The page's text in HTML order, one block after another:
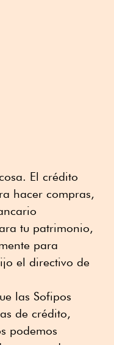
El crédito
hacer compras,
tu patrimonio,
para
el directivo de
las Sofipos
de crédito,
podemos